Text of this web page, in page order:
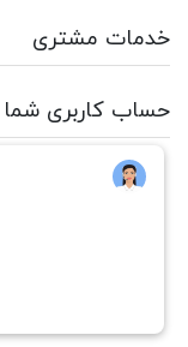
خدمات مشتری
حساب کاربری شما